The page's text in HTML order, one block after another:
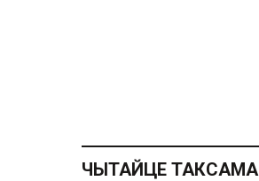
ЧЫТАЙЦЕ ТАКСАМА